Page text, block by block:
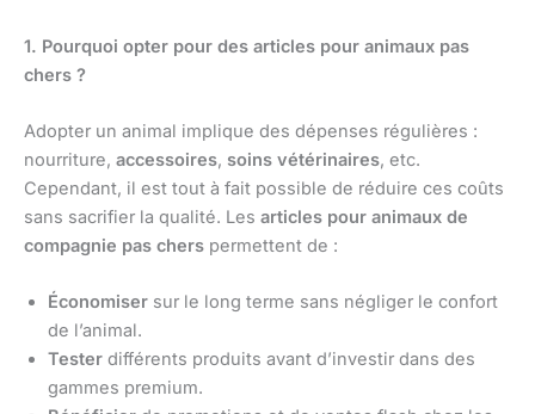
1. Pourquoi opter pour des articles pour animaux pas
chers ?
Adopter un animal implique des dépenses régulières :
nourriture, accessoires, soins vétérinaires, etc.
Cependant, il est tout à fait possible de réduire ces coûts
sans sacrifier la qualité. Les articles pour animaux de
compagnie pas chers permettent de :
Économiser sur le long terme sans négliger le confort
de l’animal.
Tester différents produits avant d’investir dans des
gammes premium.